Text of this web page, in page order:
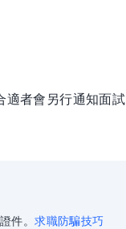
適者會另行通知面試
件。求職防騙技巧